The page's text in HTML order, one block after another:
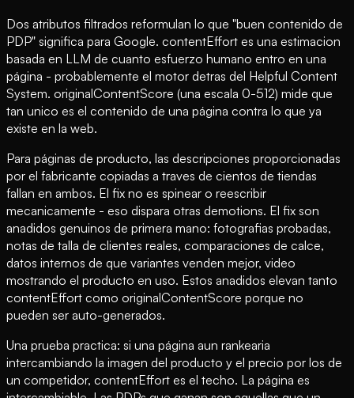
Dos atributos filtrados reformulan lo que "buen contenido de
PDP" significa para Google. contentEffort es una estimacion
basada en LLM de cuanto esfuerzo humano entro en una
página - probablemente el motor detras del Helpful Content
System. originalContentScore (una escala 0-512) mide que
tan unico es el contenido de una página contra lo que ya
existe en la web.
Para páginas de producto, las descripciones proporcionadas
por el fabricante copiadas a traves de cientos de tiendas
fallan en ambos. El fix no es spinear o reescribir
mecanicamente - eso dispara otras demotions. El fix son
anadidos genuinos de primera mano: fotografias probadas,
notas de talla de clientes reales, comparaciones de calce,
datos internos de que variantes venden mejor, video
mostrando el producto en uso. Estos anadidos elevan tanto
contentEffort como originalContentScore porque no
pueden ser auto-generados.
Una prueba practica: si una página aun rankearia
intercambiando la imagen del producto y el precio por los de
un competidor, contentEffort es el techo. La página es